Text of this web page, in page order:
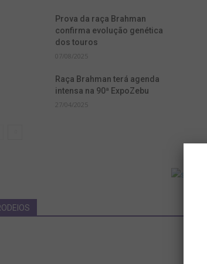
Prova da raça Brahman
confirma evolução genética
dos touros
07/08/2025
Raça Brahman terá agenda
intensa na 90ª ExpoZebu
27/04/2025